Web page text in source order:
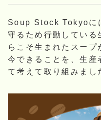
Soup Stock Tokyoに
守るため行動している
らこそ生まれたスープ
今できることを、生産
て考えて取り組みまし